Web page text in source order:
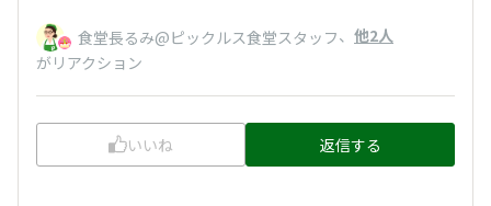
食堂長るみ@ピックルス食堂スタッフ、 他2人
がリアクション
いいね 返信する